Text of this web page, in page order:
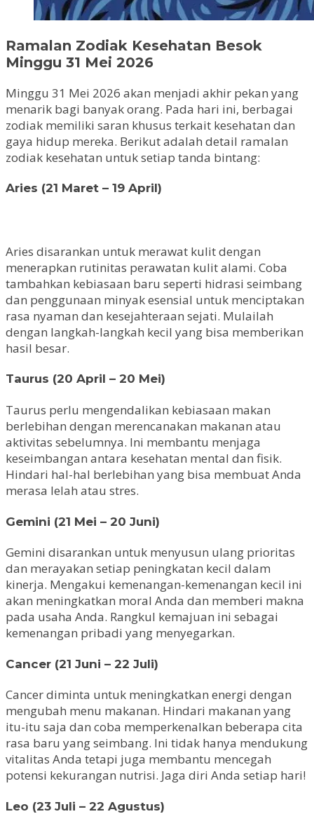
Ramalan Zodiak Kesehatan Besok
Minggu 31 Mei 2026
Minggu 31 Mei 2026 akan menjadi akhir pekan yang
menarik bagi banyak orang. Pada hari ini, berbagai
zodiak memiliki saran khusus terkait kesehatan dan
gaya hidup mereka. Berikut adalah detail ramalan
zodiak kesehatan untuk setiap tanda bintang:
Aries (21 Maret – 19 April)
Aries disarankan untuk merawat kulit dengan
menerapkan rutinitas perawatan kulit alami. Coba
tambahkan kebiasaan baru seperti hidrasi seimbang
dan penggunaan minyak esensial untuk menciptakan
rasa nyaman dan kesejahteraan sejati. Mulailah
dengan langkah-langkah kecil yang bisa memberikan
hasil besar.
Taurus (20 April – 20 Mei)
Taurus perlu mengendalikan kebiasaan makan
berlebihan dengan merencanakan makanan atau
aktivitas sebelumnya. Ini membantu menjaga
keseimbangan antara kesehatan mental dan fisik.
Hindari hal-hal berlebihan yang bisa membuat Anda
merasa lelah atau stres.
Gemini (21 Mei – 20 Juni)
Gemini disarankan untuk menyusun ulang prioritas
dan merayakan setiap peningkatan kecil dalam
kinerja. Mengakui kemenangan-kemenangan kecil ini
akan meningkatkan moral Anda dan memberi makna
pada usaha Anda. Rangkul kemajuan ini sebagai
kemenangan pribadi yang menyegarkan.
Cancer (21 Juni – 22 Juli)
Cancer diminta untuk meningkatkan energi dengan
mengubah menu makanan. Hindari makanan yang
itu-itu saja dan coba memperkenalkan beberapa cita
rasa baru yang seimbang. Ini tidak hanya mendukung
vitalitas Anda tetapi juga membantu mencegah
potensi kekurangan nutrisi. Jaga diri Anda setiap hari!
Leo (23 Juli – 22 Agustus)